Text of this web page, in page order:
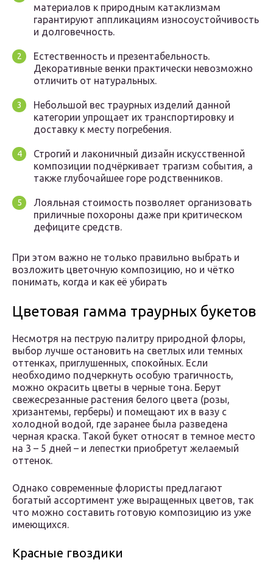
материалов к природным катаклизмам
гарантируют аппликациям износоустойчивость
и долговечность.
Естественность и презентабельность.
Декоративные венки практически невозможно
отличить от натуральных.
Небольшой вес траурных изделий данной
категории упрощает их транспортировку и
доставку к месту погребения.
Строгий и лаконичный дизайн искусственной
композиции подчёркивает трагизм события, а
также глубочайшее горе родственников.
Лояльная стоимость позволяет организовать
приличные похороны даже при критическом
дефиците средств.
При этом важно не только правильно выбрать и
возложить цветочную композицию, но и чётко
понимать, когда и как её убирать
Цветовая гамма траурных букетов
Несмотря на пеструю палитру природной флоры,
выбор лучше остановить на светлых или темных
оттенках, приглушенных, спокойных. Если
необходимо подчеркнуть особую трагичность,
можно окрасить цветы в черные тона. Берут
свежесрезанные растения белого цвета (розы,
хризантемы, герберы) и помещают их в вазу с
холодной водой, где заранее была разведена
черная краска. Такой букет относят в темное место
на 3 – 5 дней – и лепестки приобретут желаемый
оттенок.
Однако современные флористы предлагают
богатый ассортимент уже выращенных цветов, так
что можно составить готовую композицию из уже
имеющихся.
Красные гвоздики